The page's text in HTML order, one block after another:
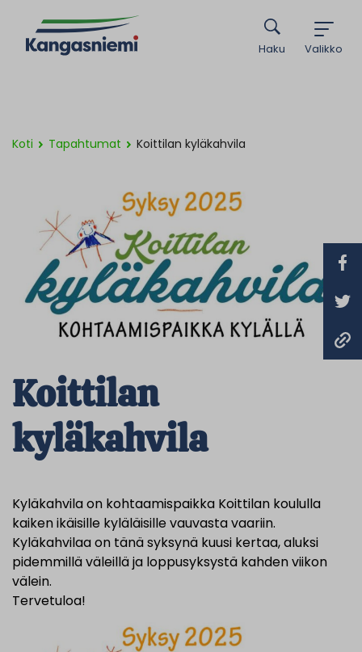
Valikko
Haku
Koti Tapahtumat Koittilan kyläkahvila
Koittilan
kyläkahvila
Kyläkahvila on kohtaamispaikka Koittilan koululla
kaiken ikäisille kyläläisille vauvasta vaariin.
Kyläkahvilaa on tänä syksynä kuusi kertaa, aluksi
pidemmillä väleillä ja loppusyksystä kahden viikon
välein.
Tervetuloa!